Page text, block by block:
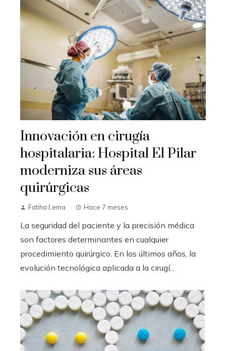
Innovación en cirugía
hospitalaria: Hospital El Pilar
moderniza sus áreas
quirúrgicas
Fatiha Lema Hace 7 meses
La seguridad del paciente y la precisión médica
son factores determinantes en cualquier
procedimiento quirúrgico. En los últimos años, la
evolución tecnológica aplicada a la cirugí...